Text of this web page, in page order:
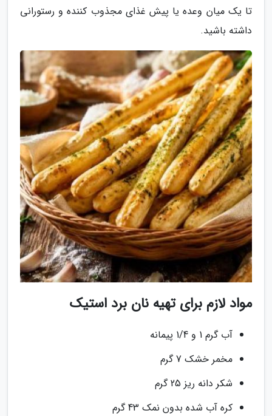
تا یک میان وعده یا پیش غذای مجذوب کننده و رستورانی
داشته باشید.
مواد لازم برای تهیه نان برد استیک
آب گرم 1 و 1/4 پیمانه
مخمر خشک 7 گرم
شکر دانه ریز 25 گرم
کره آب شده بدون نمک 43 گرم